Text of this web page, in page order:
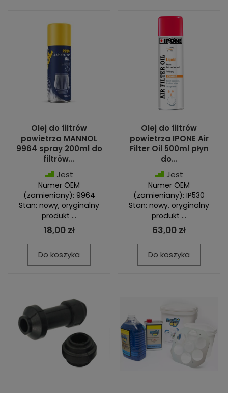
Olej do filtrów
powietrza MANNOL
9964 spray 200ml do
filtrów...
Jest
Numer OEM
(zamieniany): 9964
Stan: nowy, oryginalny
produkt ...
18,00 zł
Do koszyka
Olej do filtrów
powietrza IPONE Air
Filter Oil 500ml płyn
do...
Jest
Numer OEM
(zamieniany): IP530
Stan: nowy, oryginalny
produkt ...
63,00 zł
Do koszyka